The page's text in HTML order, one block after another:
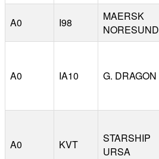
A0 I98
MAERSK
NORESUND
A0 IA10 G. DRAGON
A0 KVT
STARSHIP
URSA